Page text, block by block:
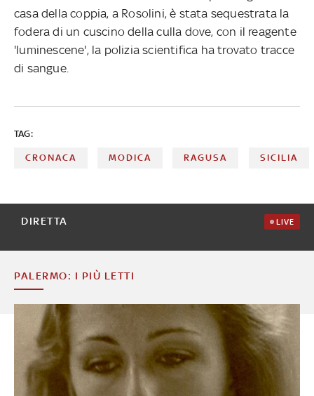
casa della coppia, a Rosolini, è stata sequestrata la
fodera di un cuscino della culla dove, con il reagente
'luminescene', la polizia scientifica ha trovato tracce
di sangue.
TAG:
CRONACA MODICA RAGUSA SICILIA
DIRETTA LIVE
PALERMO: I PIÙ LETTI